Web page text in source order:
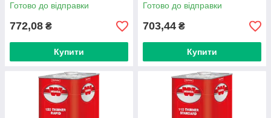
Готово до відправки
772,08 ₴
Купити
Готово до відправки
703,44 ₴
Купити